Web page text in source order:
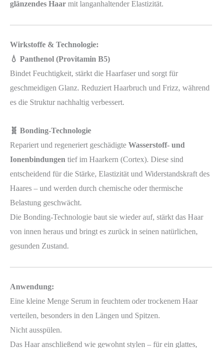
glänzendes Haar mit langanhaltender Elastizität.
Wirkstoffe & Technologie:
💧 Panthenol (Provitamin B5)
Bindet Feuchtigkeit, stärkt die Haarfaser und sorgt für
geschmeidigen Glanz. Reduziert Haarbruch und Frizz, während
es die Struktur nachhaltig verbessert.
🧬 Bonding-Technologie
Repariert und regeneriert geschädigte Wasserstoff- und
Ionenbindungen tief im Haarkern (Cortex). Diese sind
entscheidend für die Stärke, Elastizität und Widerstandskraft des
Haares – und werden durch chemische oder thermische
Belastung geschwächt.
Die Bonding-Technologie baut sie wieder auf, stärkt das Haar
von innen heraus und bringt es zurück in seinen natürlichen,
gesunden Zustand.
Anwendung:
Eine kleine Menge Serum in feuchtem oder trockenem Haar
verteilen, besonders in den Längen und Spitzen.
Nicht ausspülen.
Das Haar anschließend wie gewohnt stylen – für ein glattes,